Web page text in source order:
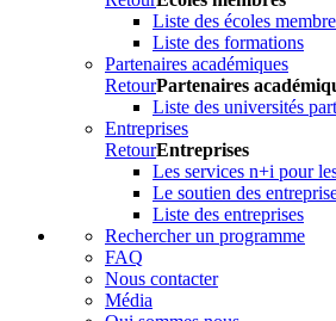
Liste des écoles
Liste des formations
Partenaires académiques
RetourPartenaires
Liste des universités
Entreprises
RetourEntreprises
Les services n+i pour
Le soutien des
Liste des entreprises
Rechercher un programme
FAQ
Nous contacter
Média